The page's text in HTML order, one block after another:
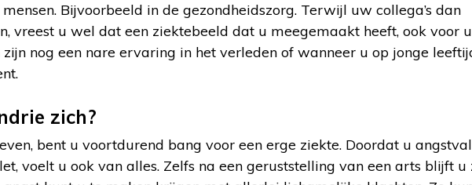
Bijvoorbeeld in de gezondheidszorg. Terwijl uw collega’s dan
vreest u wel dat een ziektebeeld dat u meegemaakt heeft, ook voor u
nog een nare ervaring in het verleden of wanneer u op jonge
zich?
bent u voortdurend bang voor een erge ziekte. Doordat u
voelt u ook van alles. Zelfs na een geruststelling van een arts blijft u